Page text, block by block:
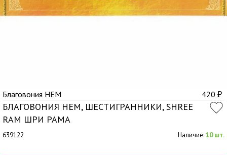
Благовония HEM 420 ₽
БЛАГОВОНИЯ HEM, ШЕСТИГРАННИКИ, SHREE
RAM ШРИ РАМА
639122 Наличие:10 шт.